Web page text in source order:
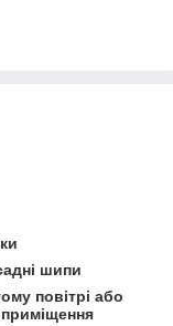
шипи
повітрі або